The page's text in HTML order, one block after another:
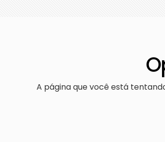
A página que você está